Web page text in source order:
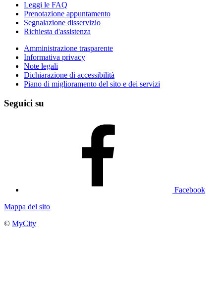
Leggi le FAQ
Prenotazione appuntamento
Segnalazione disservizio
Richiesta d'assistenza
Amministrazione trasparente
Informativa privacy
Note legali
Dichiarazione di accessibilità
Piano di miglioramento del sito e dei servizi
Seguici su
Facebook
Mappa del sito
© MyCity